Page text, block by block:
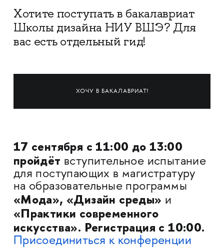
Хотите поступать в бакалавриат
Школы дизайна НИУ ВШЭ? Для
вас есть отдельный гид!
ХОЧУ В БАКАЛАВРИАТ!
17 сентября с 11:00 до 13:00
пройдёт вступительное испытание
для поступающих в магистратуру
на образовательные программы
«Мода», «Дизайн среды» и
«Практики современного
искусства». Регистрация с 10:00.
Присоединиться к конференции